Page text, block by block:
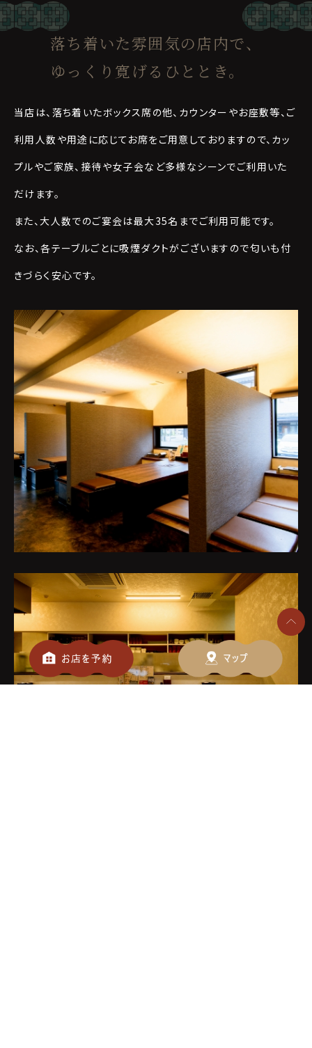
落ち着いた雰囲気の店内で、
ゆっくり寛げるひととき。
当店は、落ち着いたボックス席の他、カウンターやお座敷等、ご
利用人数や用途に応じてお席をご用意しておりますので、カッ
プルやご家族、接待や女子会など多様なシーンでご利用いた
だけます。
また、大人数でのご宴会は最大35名までご利用可能です。
なお、各テーブルごとに吸煙ダクトがございますので匂いも付
きづらく安心です。